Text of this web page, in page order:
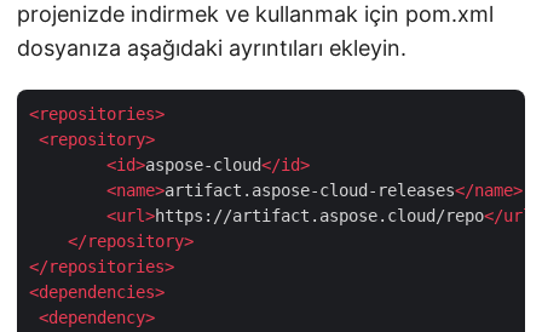
projenizde indirmek ve kullanmak için pom.xml
dosyanıza aşağıdaki ayrıntıları ekleyin.
<repositories>
<repository>
<id>aspose-cloud</id>
<name>artifact.aspose-cloud-releases</name>
<url>https://artifact.aspose.cloud/repo</url
</repository>
</repositories>
<dependencies>
<dependency>